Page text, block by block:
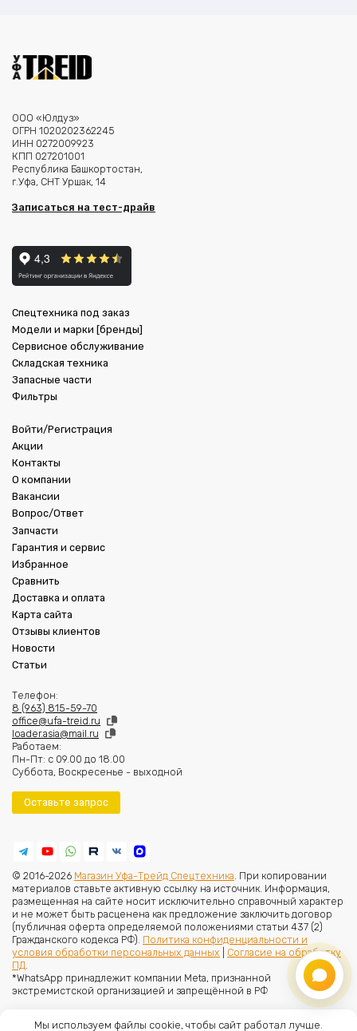
ООО «Юлдуз»
ОГРН 1020202362245
ИНН 0272009923
КПП 027201001
Республика Башкортостан,
г.Уфа, СНТ Уршак, 14
Записаться на тест-драйв
Спецтехника под заказ
Модели и марки [бренды]
Сервисное обслуживание
Складская техника
Запасные части
Фильтры
Войти/Регистрация
Акции
Контакты
О компании
Вакансии
Вопрос/Ответ
Запчасти
Гарантия и сервис
Избранное
Сравнить
Доставка и оплата
Карта сайта
Отзывы клиентов
Новости
Статьи
Телефон:
8 (963) 815-59-70
office@ufa-treid.ru
loader.asia@mail.ru
Работаем:
Пн-Пт: с 09.00 до 18.00
Суббота, Воскресенье - выходной
Оставьте запрос
© 2016-2026 Магазин Уфа-Трейд Спецтехника. При копировании
материалов ставьте активную ссылку на источник. Информация,
размещенная на сайте носит исключительно справочный характер
и не может быть расценена как предложение заключить договор
(публичная оферта определяемой положениями статьи 437 (2)
Гражданского кодекса РФ). Политика конфиденциальности и
условия обработки персональных данных
Согласие на обработку
ПД.
*WhatsApp принадлежит компании Meta, признанной
экстремистской организацией и запрещённой в РФ
Мы используем файлы cookie, чтобы сайт работал лучше.